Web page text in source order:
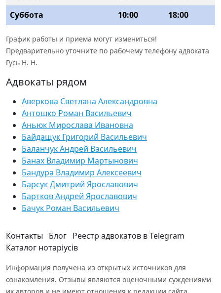
Суббота
10:00 18:00
График работы и приема могут измениться!
Предварительно уточните по рабочему телефону адвоката
Гусь Н. Н.
Адвокаты рядом
Аверкова Светлана Александровна
Антошко Роман Васильевич
Аньюк Мирослава Ивановна
Байдащук Григорий Васильевич
Баланчук Андрей Васильевич
Банах Владимир Мартынович
Бандура Владимир Алексеевич
Барсук Дмитрий Ярославович
Бартков Андрей Ярославович
Бачук Роман Васильевич
Контакты Блог Реестр адвокатов в Telegram
Каталог нотаріусів
Информация получена из открытых источников для
ознакомления. Отзывы являются оценочными суждениями